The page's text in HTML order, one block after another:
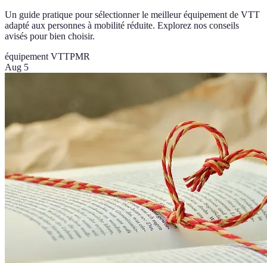
Un guide pratique pour sélectionner le meilleur équipement de VTT
adapté aux personnes à mobilité réduite. Explorez nos conseils
avisés pour bien choisir.
équipement VTTPMR
Aug 5